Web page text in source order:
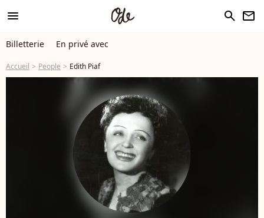
menu search newsletter
Billetterie En privé avec
Accueil People Edith Piaf